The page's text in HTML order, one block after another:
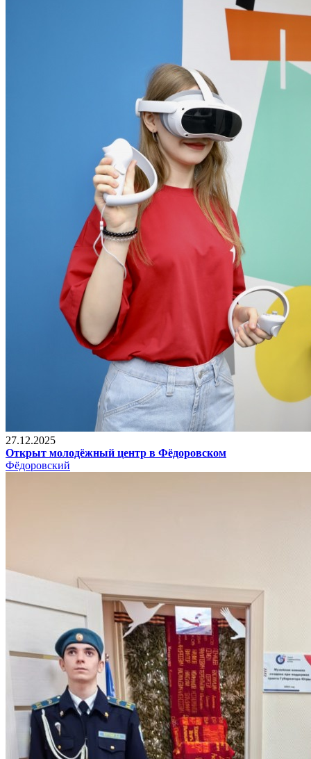
27.12.2025
Открыт молодёжный центр в Фёдоровском
Фёдоровский